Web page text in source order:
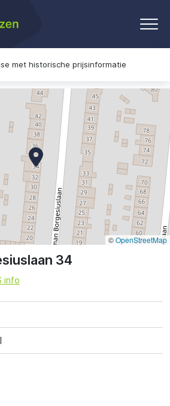
met historische prijsinformatie
34
info
©OpenStreetMap